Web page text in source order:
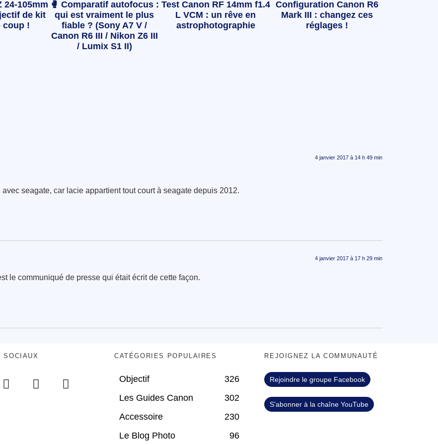
24-105mm
de kit
coup !
🥊 Comparatif autofocus :
qui est vraiment le plus
fiable ? (Sony A7 V /
Canon R6 III / Nikon Z6 III
/ Lumix S1 II)
Test Canon RF 14mm f1.4
L VCM : un rêve en
astrophotographie
Configuration Canon R6
Mark III : changez ces
réglages !
4 janvier 2017 à 14 h 49 min
seagate, car lacie appartient tout court à seagate depuis 2012.
4 janvier 2017 à 17 h 29 min
le communiqué de presse qui était écrit de cette façon.
SOCIAUX CATÉGORIES POPULAIRES
Objectif
326
Les Guides Canon
302
Accessoire
230
Le Blog Photo
96
REJOIGNEZ LA COMMUNAUTÉ
Rejoindre le groupe Facebook
S'abonner à la chaîne YouTube